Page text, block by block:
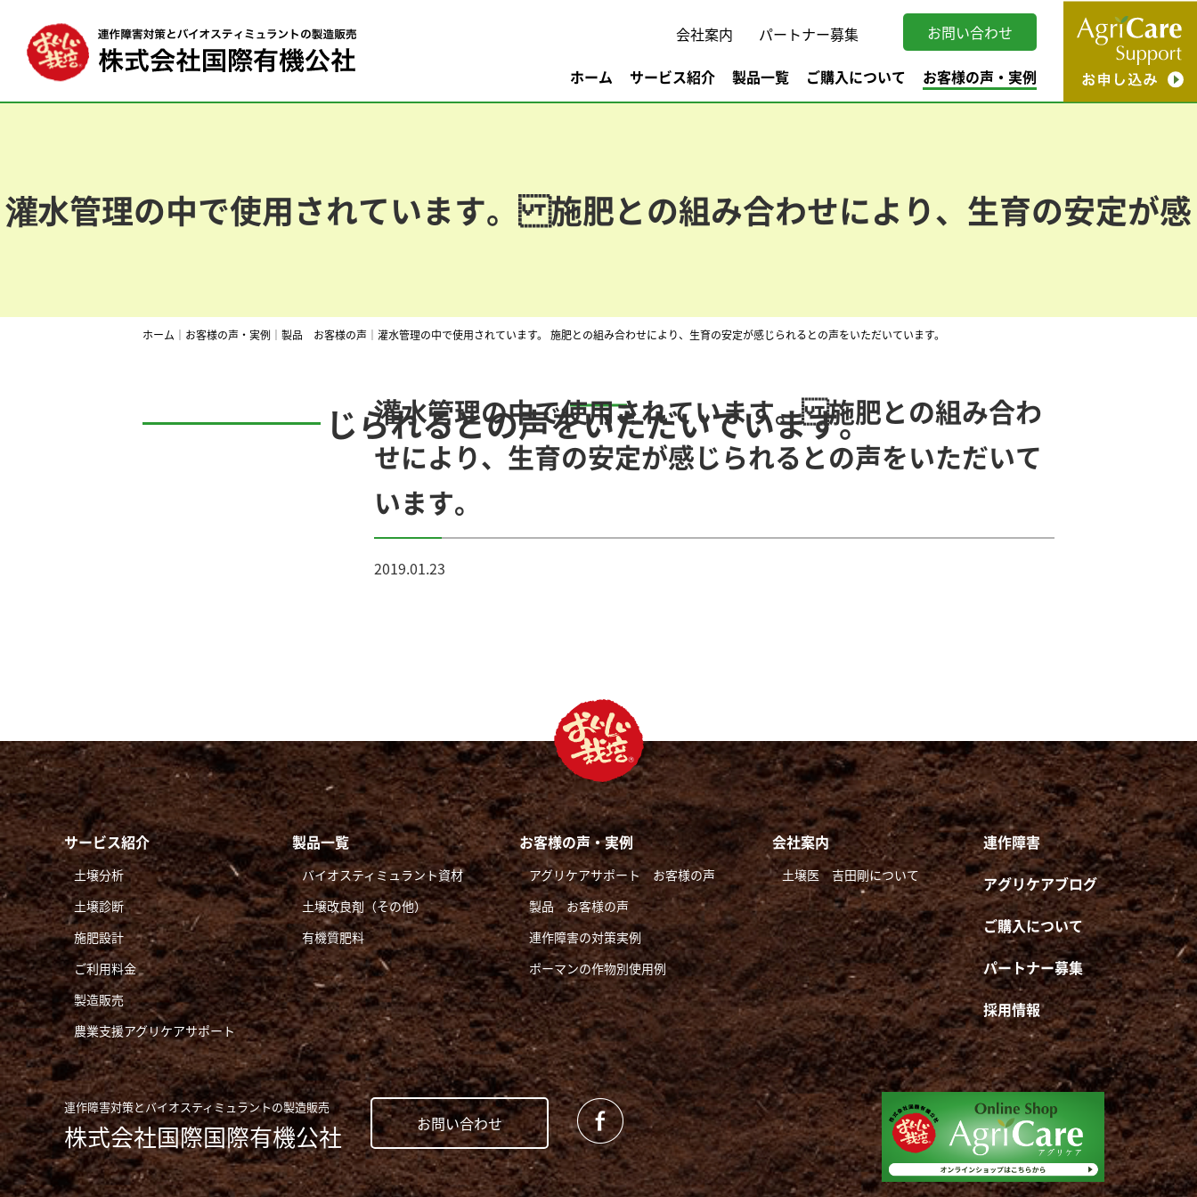
会社案内 パートナー募集 お問い合わせ
ホーム サービス紹介 製品一覧 ご購入について お客様の声・実例
灌水管理の中で使用されています。 施肥との組み合わせにより、生育の安定が感
じられるとの声をいただいています。
ホーム ｜ お客様の声・実例 ｜ 製品 お客様の声 ｜ 灌水管理の中で使用されています。 施肥との組み合わせにより、生育の安定が感じられるとの声をいただいています。
灌水管理の中で使用されています。 施肥との組み合わ
せにより、生育の安定が感じられるとの声をいただいて
います。
2019.01.23
サービス紹介
土壌分析
土壌診断
施肥設計
ご利用料金
製造販売
農業支援アグリケアサポート
製品一覧
バイオスティミュラント資材
土壌改良剤（その他）
有機質肥料
お客様の声・実例
アグリケアサポート お客様の声
製品 お客様の声
連作障害の対策実例
ポーマンの作物別使用例
会社案内
土壌医 吉田剛について
連作障害
アグリケアブログ
ご購入について
パートナー募集
採用情報
連作障害対策とバイオスティミュラントの製造販売
株式会社国際国際有機公社 お問い合わせ